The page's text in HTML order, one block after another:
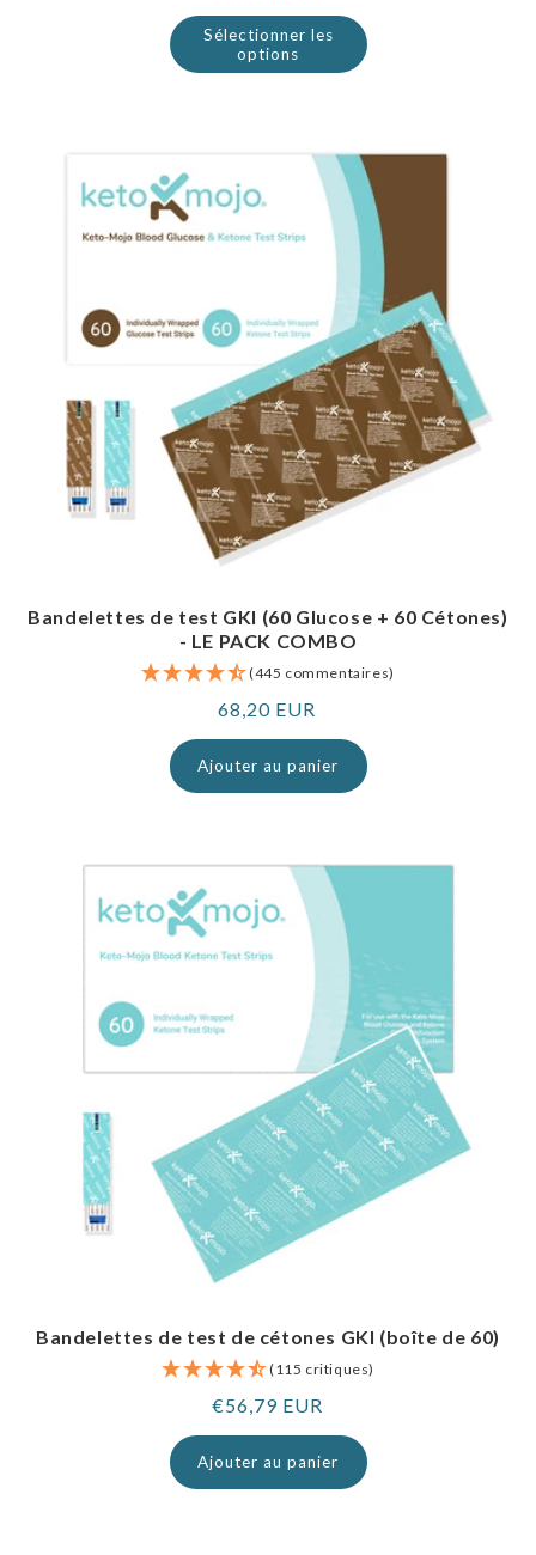
normal
Sélectionner les
options
Bandelettes de test GKI (60 Glucose + 60 Cétones)
- LE PACK COMBO
(445 commentaires)
Prix
normal
68,20 EUR
Ajouter au panier
Bandelettes de test de cétones GKI (boîte de 60)
(115 critiques)
Prix
normal
€56,79 EUR
Ajouter au panier